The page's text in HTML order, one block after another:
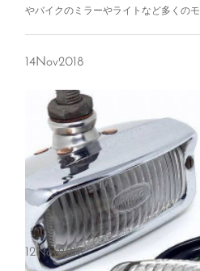
やバイクのミラーやライトなど多くの
14Nov2018
12Nov2018